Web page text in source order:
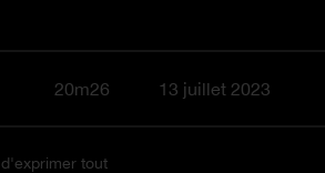
20m26 13 juillet 2023
tout